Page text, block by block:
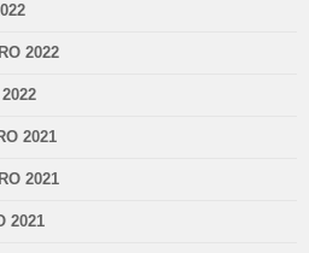
2022
2021
2021
2021